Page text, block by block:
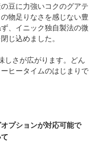
豆に力強いコクのグアテ
物足りなさを感じない豊
、イニック独自製法の微
じ込めました。
しさが広がります。どん
ヒータイムのはじまりで
プションが対応可能で